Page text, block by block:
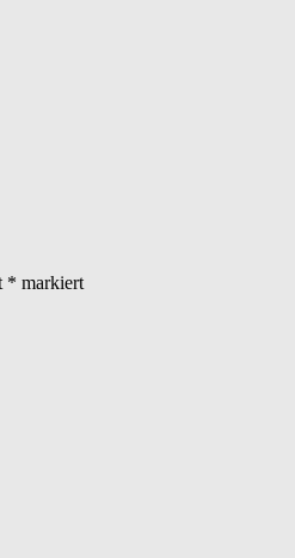
* markiert